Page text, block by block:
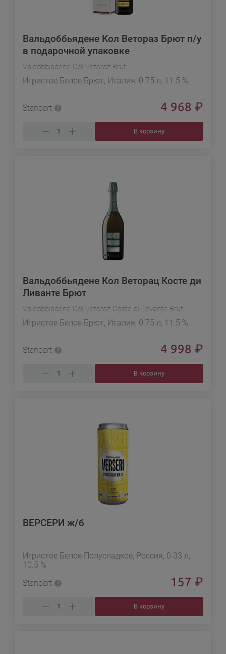
Вальдоббьядене Кол Ветораз Брют п/у
в подарочной упаковке
Valdobbiadene Col Vetoraz Brut
Игристое Белое Брют, Италия, 0.75 л, 11.5 %
Standart 4 968 ₽
В корзину
Вальдоббьядене Кол Веторац Косте ди
Ливанте Брют
Valdobbiadene Col Vetoraz Coste di Levante Brut
Игристое Белое Брют, Италия, 0.75 л, 11.5 %
Standart 4 998 ₽
В корзину
ВЕРСЕРИ ж/б
Игристое Белое Полусладкое, Россия, 0.33 л,
10.5 %
Standart
157 ₽
В корзину